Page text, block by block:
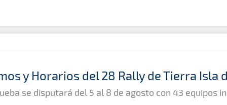
y Horarios del 28 Rally de Tierra Isla
se disputará del 5 al 8 de agosto con 43 equipos